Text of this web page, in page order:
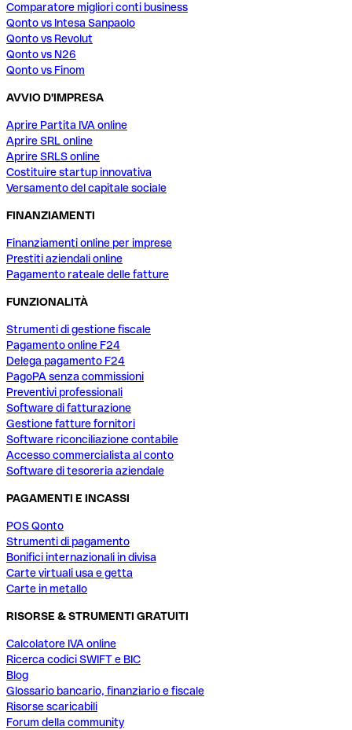
Comparatore migliori conti business
Qonto vs Intesa Sanpaolo
Qonto vs Revolut
Qonto vs N26
Qonto vs Finom
AVVIO D'IMPRESA
Aprire Partita IVA online
Aprire SRL online
Aprire SRLS online
Costituire startup innovativa
Versamento del capitale sociale
FINANZIAMENTI
Finanziamenti online per imprese
Prestiti aziendali online
Pagamento rateale delle fatture
FUNZIONALITÀ
Strumenti di gestione fiscale
Pagamento online F24
Delega pagamento F24
PagoPA senza commissioni
Preventivi professionali
Software di fatturazione
Gestione fatture fornitori
Software riconciliazione contabile
Accesso commercialista al conto
Software di tesoreria aziendale
PAGAMENTI E INCASSI
POS Qonto
Strumenti di pagamento
Bonifici internazionali in divisa
Carte virtuali usa e getta
Carte in metallo
RISORSE & STRUMENTI GRATUITI
Calcolatore IVA online
Ricerca codici SWIFT e BIC
Blog
Glossario bancario, finanziario e fiscale
Risorse scaricabili
Forum della community